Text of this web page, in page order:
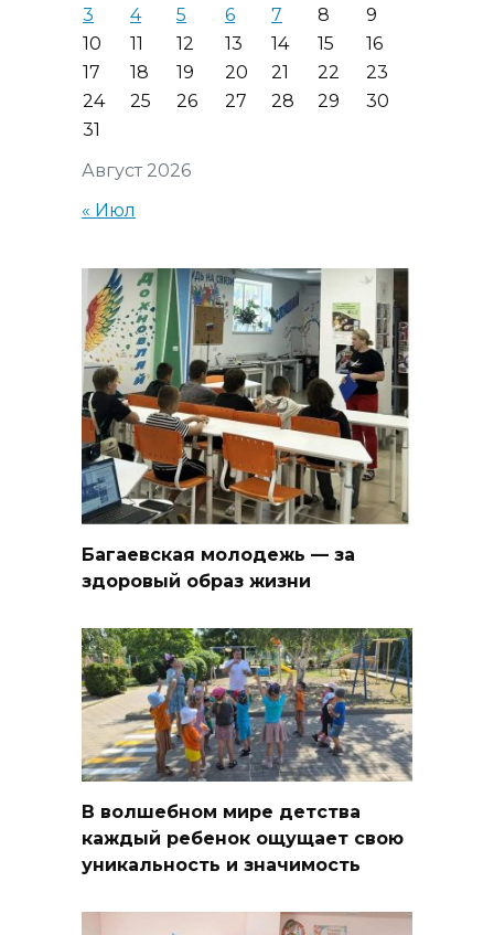
Август 2026
3
4 5 6 7 8
9
10
11 12 13 14 15
16
17
18 19 20 21 22
23
24
25 26 27 28 29
30
31
« Июл
Багаевская молодежь — за
здоровый образ жизни
В волшебном мире детства
каждый ребенок ощущает свою
уникальность и значимость